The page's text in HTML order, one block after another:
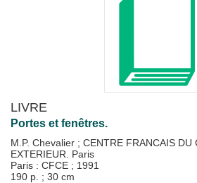
LIVRE
Portes et fenêtres.
M.P. Chevalier ; CENTRE FRANCAIS DU
EXTERIEUR. Paris
Paris : CFCE ; 1991
190 p. ; 30 cm